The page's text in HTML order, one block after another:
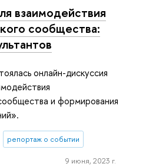
взаимодействия
сообщества:
онлайн-дискуссия
и формирования
репортаж о событии
9 июня, 2023 г.